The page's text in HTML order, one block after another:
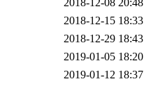
2018-12-08 20:48
2018-12-15 18:33
2018-12-29 18:43
2019-01-05 18:20
2019-01-12 18:37